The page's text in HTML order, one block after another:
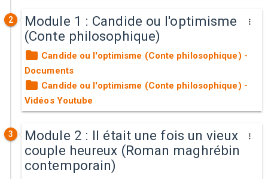
2
Module 1 : Candide ou l'optimisme
(Conte philosophique)
Candide ou l'optimisme (Conte philosophique) -
Documents
Candide ou l'optimisme (Conte philosophique) -
Vidéos Youtube
3
Module 2 : Il était une fois un vieux
couple heureux (Roman maghrébin
contemporain)